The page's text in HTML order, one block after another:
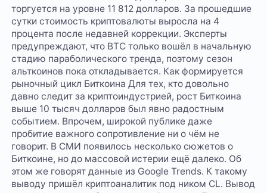
торгуется на уровне 11 812 долларов. За прошедшие
сутки стоимость криптовалюты выросла на 4
процента после недавней коррекции. Эксперты
предупреждают, что BTC только вошёл в начальную
стадию параболического тренда, поэтому сезон
альткоинов пока откладывается. Как формируется
рыночный цикл Биткоина Для тех, кто довольно
давно следит за криптоиндустрией, рост Биткоина
выше 10 тысяч долларов был явно радостным
событием. Впрочем, широкой публике даже
пробитие важного сопротивление ни о чём не
говорит. В СМИ появилось несколько сюжетов о
Биткоине, но до массовой истерии ещё далеко. Об
этом же говорят данные из Google Trends. К такому
выводу пришёл криптоаналитик под ником CL. Вывод